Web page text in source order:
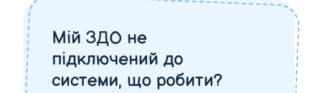
Мій ЗДО не
підключений до
системи, що робити?